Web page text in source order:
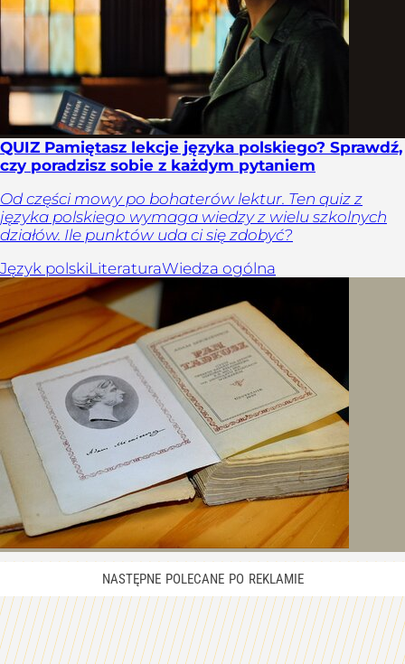
QUIZ Pamiętasz lekcje języka polskiego? Sprawdź,
czy poradzisz sobie z każdym pytaniem
Od części mowy po bohaterów lektur. Ten quiz z
języka polskiego wymaga wiedzy z wielu szkolnych
działów. Ile punktów uda ci się zdobyć?
Język polskiLiteraturaWiedza ogólna